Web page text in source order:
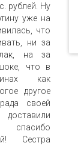
рублей. Ну
уже на
что
ни за
на за
что в
как
другое
своей
спасибо
Сестра